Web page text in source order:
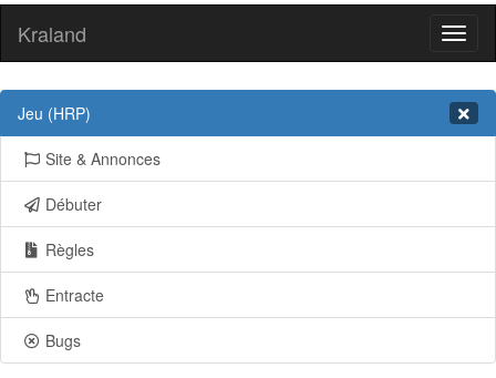
Kraland
Jeu (HRP)
Site & Annonces
Débuter
Règles
Entracte
Bugs